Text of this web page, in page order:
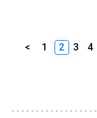
< 1 2 3 4